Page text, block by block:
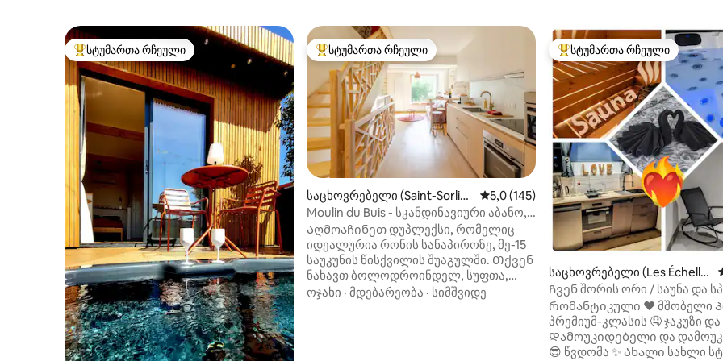
სტუმართა რჩეული მოწინავე ვარიანტი
სტუმართა რჩეული სტუმართა რჩეული მოწინავე ვარიანტი
სტუმართა რჩეული
საცხოვრებელი (Saint-Sorlin-
en-Bugey)
საშუალო შეფასებაა 5‑დან 5,0, 145
5,0 (145)
Moulin du Buis - სკანდინავიური აბანო,
შარმი და დასვენება
Აღმოაჩინეთ დუპლექსი, რომელიც
იდეალურია რონის სანაპიროზე, მე-15
საუკუნის წისქვილის შუაგულში. Თქვენ
ნახავთ ბოლოდროინდელ, სუფთა,
კომფორტულ, კეთილმოწყობილ
ოჯახი · მდებარეობა · სიმშვიდე
სტუმართა რჩეული მოწინავე
სტუმართა რჩეული
საცხოვრებელი (Les Échelle
s)
Ჩვენ შორის ორი / საუნა და
Რომანტიკული ❤️ მშობელი
პრემიუმ-კლასის 🤤 ჯაკუზი და
Დამოუკიდებელი და
😎 წვდომა ✨ Ახალი სახლი სტუდიოში